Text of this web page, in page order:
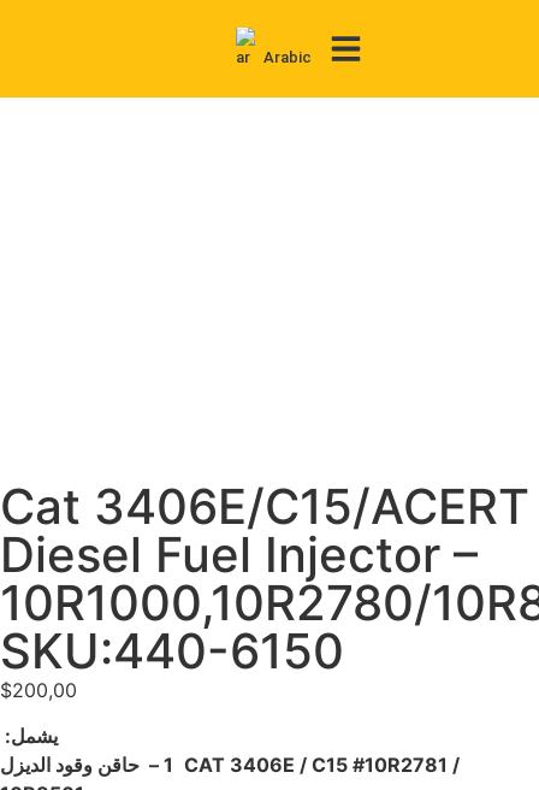
Arabic
Cat 3406E/C15/ACERT
Diesel Fuel Injector –
10R1000,10R2780/
SKU:440-6150
$200,00
‏يشمل‏‏:‏‏ ‏
‏1 – ‏‏ حاقن وقود الديزل CAT 3406E / C15 #10R2781 /